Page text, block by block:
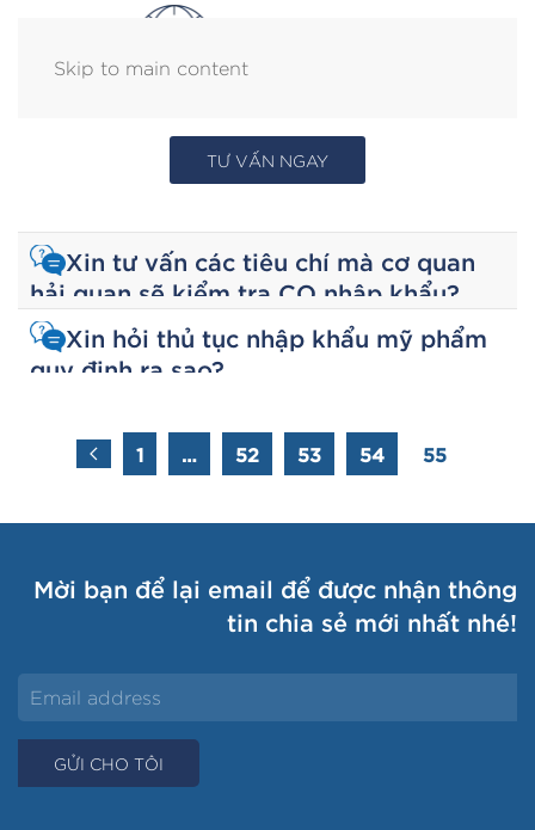
Skip to main content
TƯ VẤN NGAY
Xin tư vấn các tiêu chí mà cơ quan
hải quan sẽ kiểm tra CO nhập khẩu?
Xin hỏi thủ tục nhập khẩu mỹ phẩm
quy định ra sao?
1 … 52 53 54 55
Mời bạn để lại email để được nhận thông
tin chia sẻ mới nhất nhé!